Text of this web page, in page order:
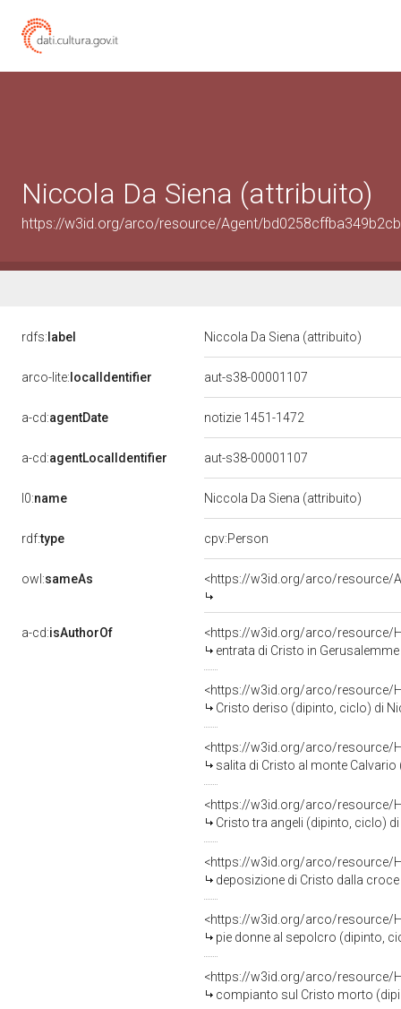
Niccola Da Siena (attribuito)
https://w3id.org/arco/resource/Agent/
rdfs: label Niccola Da Siena (attribuito)
arco-lite: localIdentifier aut-s38-00001107
a-cd:agentDate notizie 1451-1472
a-cd:agentLocalIdentifier aut-s38-00001107
l0:name Niccola Da Siena (attribuito)
rdf:type cpv:Person
owl:sameAs <https://w3id.org/arco/resource/
a-cd:isAuthorOf
<https://w3id.org/arco/resource/
entrata di Cristo in
<https://w3id.org/arco/resource/
Cristo deriso (dipinto, ciclo) di
<https://w3id.org/arco/resource/
salita di Cristo al monte
<https://w3id.org/arco/resource/
Cristo tra angeli (dipinto, ciclo)
<https://w3id.org/arco/resource/
deposizione di Cristo dalla
<https://w3id.org/arco/resource/
pie donne al sepolcro (dipinto,
<https://w3id.org/arco/resource/
compianto sul Cristo morto